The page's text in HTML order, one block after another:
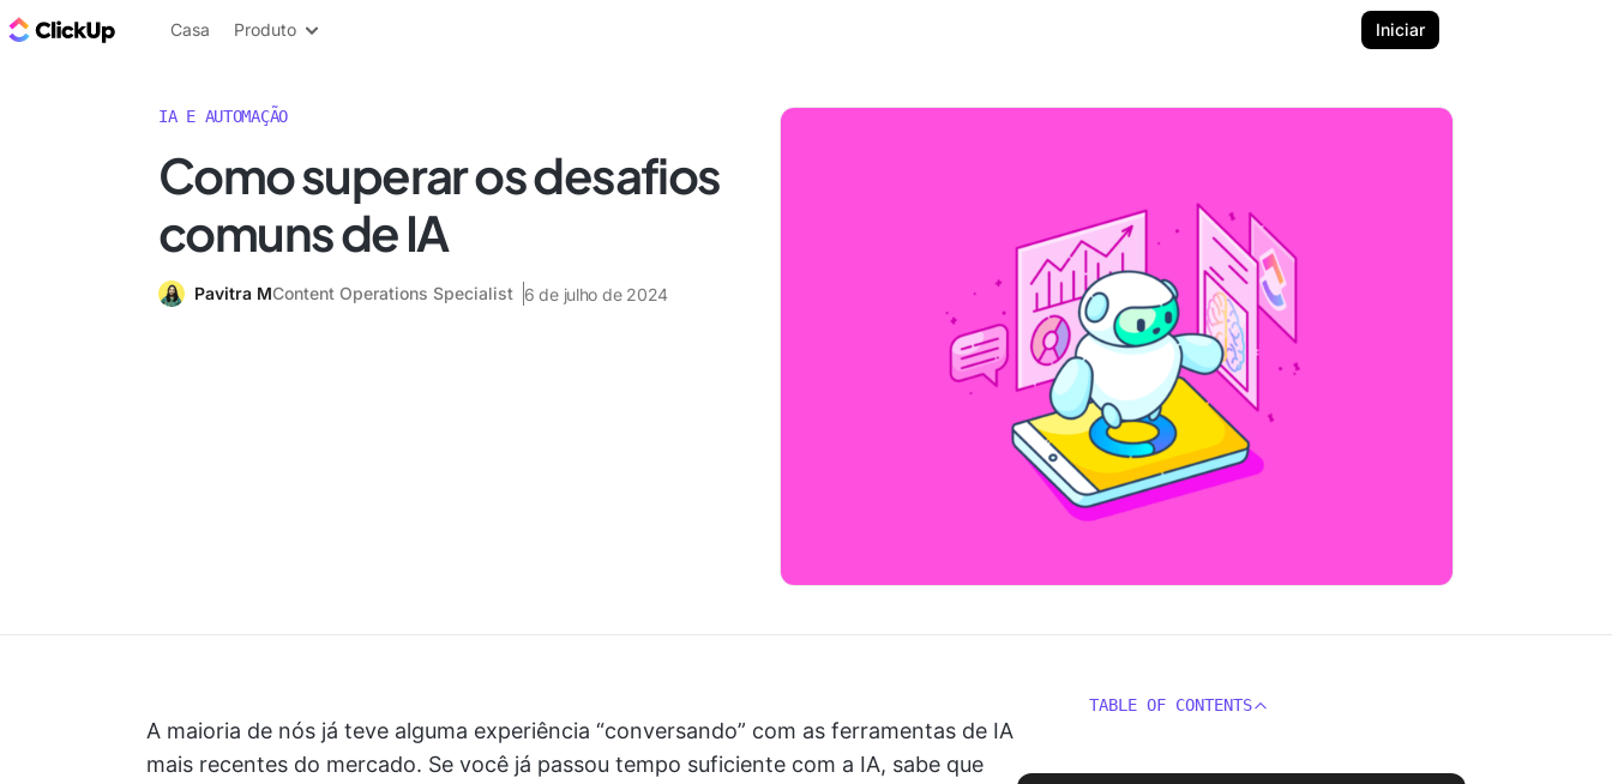
ClickUp Blogue
Casa Produto Iniciar
IA E AUTOMAÇÃO
Como superar os desafios
comuns de IA
Pavitra MContent Operations Specialist 6 de julho de 2024
A maioria de nós já teve alguma experiência “conversando” com as ferramentas de IA
mais recentes do mercado. Se você já passou tempo suficiente com a IA, sabe que
TABLE OF CONTENTS